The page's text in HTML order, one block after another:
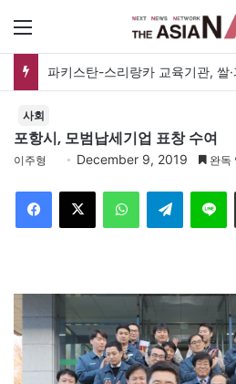
파키스탄-스리랑카 교육기관, 쌀
사회
포항시, 모범납세기업 표창 수여
이주형 December 9, 2019 완독
Telegram